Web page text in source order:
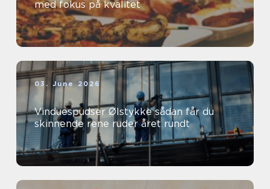
med fokus på kvalitet
03. June 2026
Vinduespudser Ølstykke sådan får du
skinnende rene ruder året rundt